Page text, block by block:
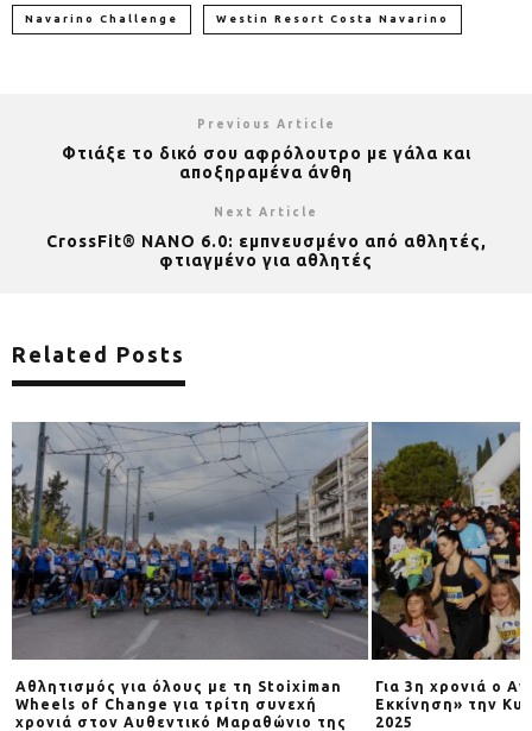
Navarino Challenge Westin Resort Costa Navarino
Previous Article
Φτιάξε το δικό σου αφρόλουτρο με γάλα και
αποξηραμένα άνθη
Next Article
CrossFit® NANO 6.0: εμπνευσμένο από αθλητές,
φτιαγμένο για αθλητές
Related Posts
Αθλητισμός για όλους με τη Stoiximan
Wheels of Change για τρίτη συνεχή
χρονιά στον Αυθεντικό Μαραθώνιο της
Για 3η χρονιά o
Εκκίνηση» την
2025